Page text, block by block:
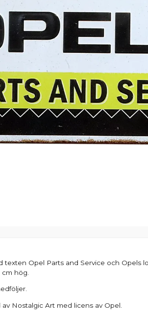
texten Opel Parts and Service och Opels
hög.
Nostalgic Art med licens av Opel.